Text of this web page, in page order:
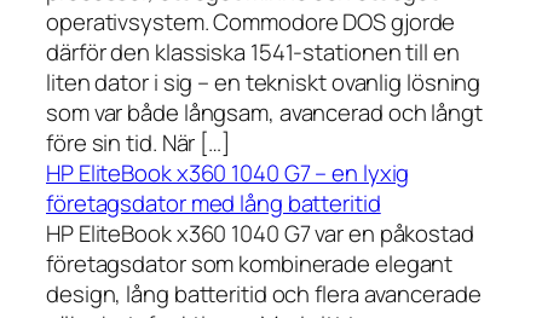
operativsystem. Commodore DOS gjorde
därför den klassiska 1541-stationen till en
liten dator i sig – en tekniskt ovanlig lösning
som var både långsam, avancerad och långt
före sin tid. När […]
HP EliteBook x360 1040 G7 – en lyxig
företagsdator med lång batteritid
HP EliteBook x360 1040 G7 var en påkostad
företagsdator som kombinerade elegant
design, lång batteritid och flera avancerade